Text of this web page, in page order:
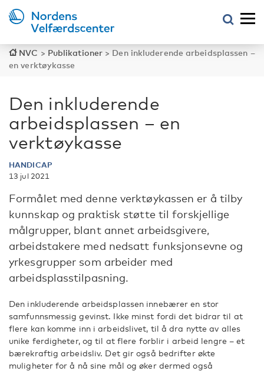
NVC > Publikationer > Den inkluderende arbeidsplassen –
en verktøykasse
Den inkluderende
arbeidsplassen – en
verktøykasse
HANDICAP
13 jul 2021
Formålet med denne verktøykassen er å tilby
kunnskap og praktisk støtte til forskjellige
målgrupper, blant annet arbeidsgivere,
arbeidstakere med nedsatt funksjonsevne og
yrkesgrupper som arbeider med
arbeidsplasstilpasning.
Den inkluderende arbeidsplassen innebærer en stor
samfunnsmessig gevinst. Ikke minst fordi det bidrar til at
flere kan komme inn i arbeidslivet, til å dra nytte av alles
unike ferdigheter, og til at flere forblir i arbeid lengre – et
bærekraftig arbeidsliv. Det gir også bedrifter økte
muligheter for å nå sine mål og øker dermed også